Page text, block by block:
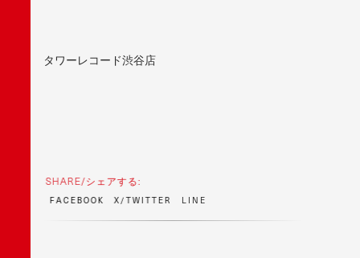
タワーレコード渋谷店
SHARE/シェアする:
FACEBOOK X/TWITTER INE